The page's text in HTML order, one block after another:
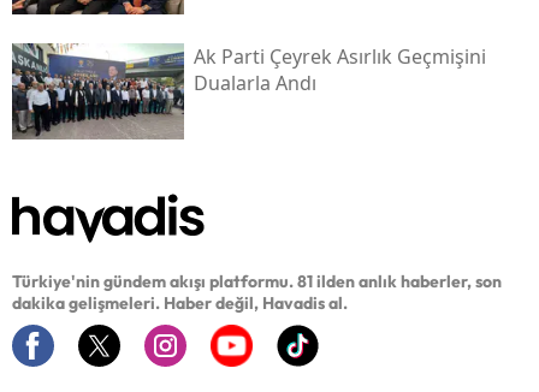
Ak Parti Çeyrek Asırlık Geçmişini
Dualarla Andı
Türkiye'nin gündem akışı platformu. 81 ilden anlık haberler, son
dakika gelişmeleri. Haber değil, Havadis al.